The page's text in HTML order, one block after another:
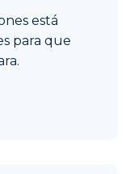
está
para que